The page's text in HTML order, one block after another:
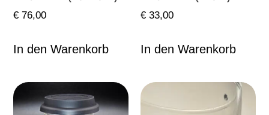
€ 76,00
In den Warenkorb
€ 33,00
In den Warenkorb